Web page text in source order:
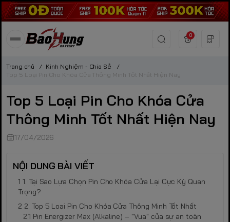
0
Trang chủ / Kinh Nghiệm - Chia Sẻ
/
Top 5 Loại Pin Cho Khóa Cửa Thông Minh Tốt Nhất Hiện Nay
Top 5 Loại Pin Cho Khóa Cửa
Thông Minh Tốt Nhất Hiện Nay
17/04/2026
NỘI DUNG BÀI VIẾT
1. Tại Sao Lựa Chọn Pin Cho Khóa Cửa Lại Cực Kỳ Quan
Trọng?
2. Top 5 Loại Pin Cho Khóa Cửa Thông Minh Tốt Nhất
Pin Energizer Max (Alkaline) – "Vua" của sự an toàn